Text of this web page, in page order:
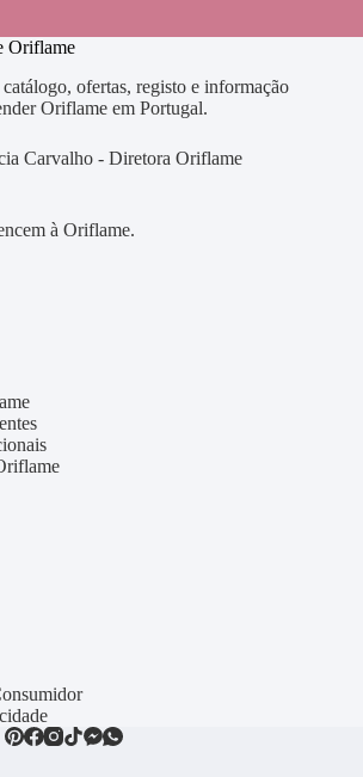
Oriflame
ofertas, registo e informação
Oriflame em Portugal.
Carvalho - Diretora Oriflame
à Oriflame.